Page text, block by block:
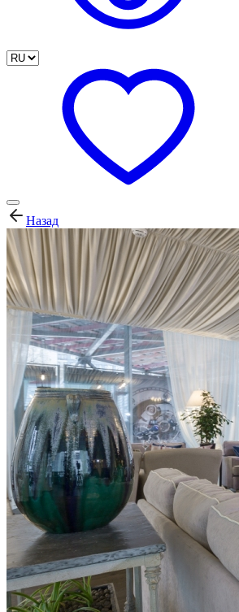
Назад